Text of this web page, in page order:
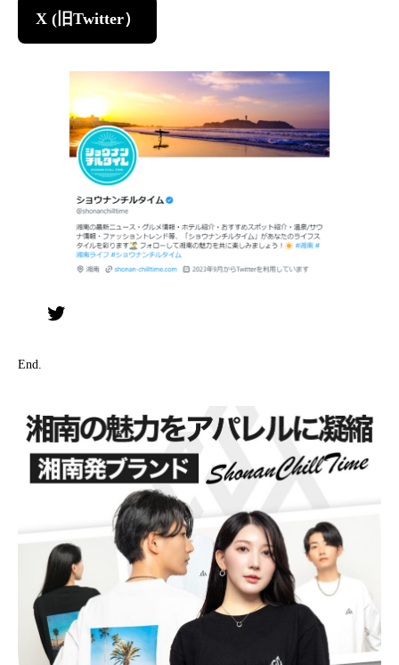
X (旧Twitter）
Twitter
End.